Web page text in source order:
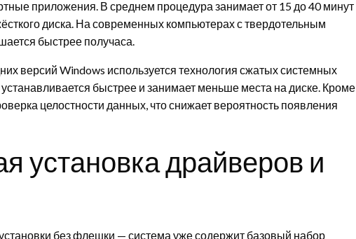
приложения. В среднем процедура занимает от 15 до 40 минут
диска. На современных компьютерах с твердотельным
быстрее получаса.
версий Windows используется технология сжатых системных
быстрее и занимает меньше места на диске. Кроме
целостности данных, что снижает вероятность появления
установка драйверов и
без флешки — система уже содержит базовый набор